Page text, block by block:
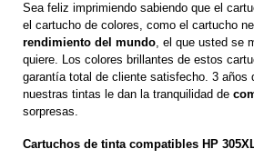
Sea feliz imprimiendo sabiendo que el
el cartucho de colores, como el cartucho
rendimiento del mundo , el que usted se
quiere. Los colores brillantes de estos
garantía total de cliente satisfecho. 3 años
nuestras tintas le dan la tranquilidad de
sorpresas.
Cartuchos de tinta compatibles HP